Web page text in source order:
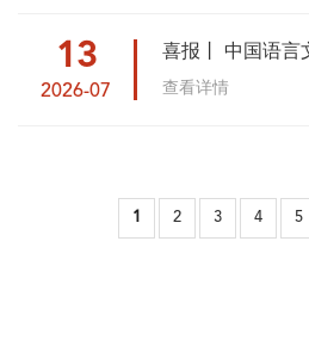
13
2026-07
喜报丨 中国语言
项中国博士后科
查看详情
1 2 3 4 5